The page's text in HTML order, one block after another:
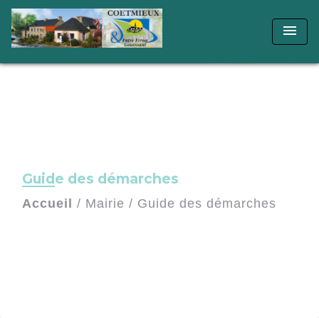
menu
Guide des démarches
Accueil / Mairie / Guide des démarches